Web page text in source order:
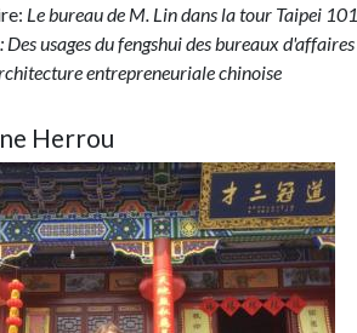
Le bureau de M. Lin dans la tour Taipei 101,
Des usages du fengshui des bureaux d'affaires
entrepreneuriale chinoise
Herrou